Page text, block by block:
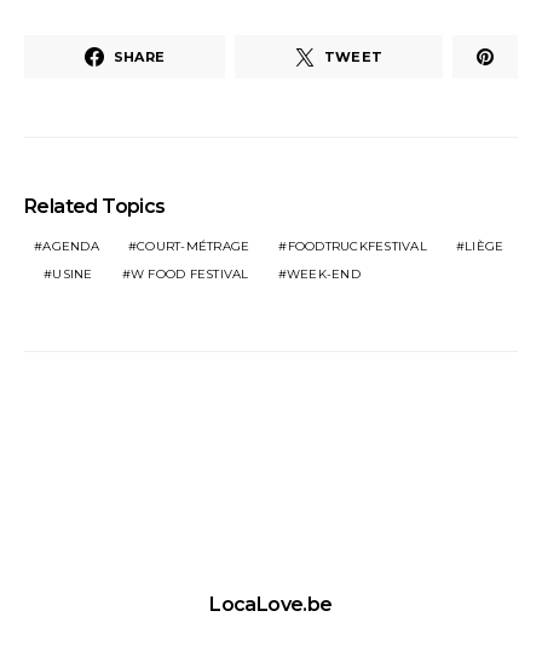
SHARE TWEET
Related Topics
AGENDA COURT-MÉTRAGE FOODTRUCKFESTIVAL
LIÈGE
USINE
W FOOD FESTIVAL WEEK-END
LocaLove.be